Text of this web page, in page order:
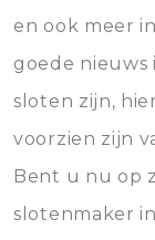
en ook meer
goede
sloten zijn,
voorzien zijn
Bent u nu op
slotenmaker